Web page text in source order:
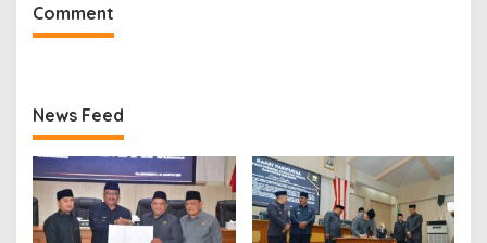
Comment
News Feed